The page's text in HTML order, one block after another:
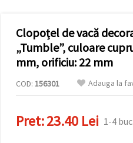
analiză și
marketing.
Puteți fi de
acord să
toate
"acceptati
Clopoțel de vacă
„Tumble”, culoare
mm, orificiu: 22 mm
COD: 156301 Adauga la
Pret:23.40 Lei 1-4 buc.